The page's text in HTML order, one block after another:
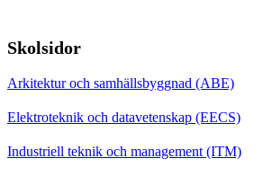
Skolsidor
Arkitektur och samhällsbyggnad (ABE)
Elektroteknik och datavetenskap (EECS)
Industriell teknik och management (ITM)